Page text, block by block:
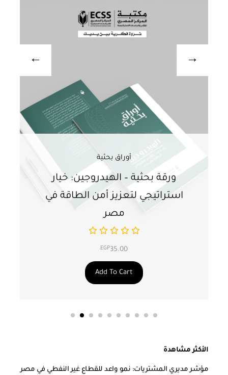
أوراق بحثية
ورقة بحثية – الهيدروجين: خيار
استراتيجي لتعزيز أمن الطاقة في
مصر
EGP35.00
Add To Cart
الأكثر مشاهدة
مؤشر مديري المشتريات: نمو واعد للقطاع غير النفطي في مصر